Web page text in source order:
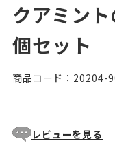
クアミン
個セット
商品コード：20204-
レビューを見る